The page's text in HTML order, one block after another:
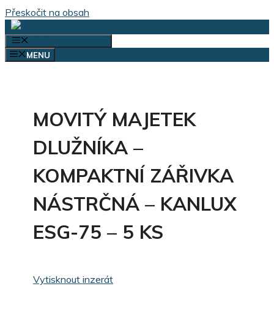
Přeskočit na obsah
MENU
MOVITÝ MAJETEK
DLUŽNÍKA –
KOMPAKTNÍ ZÁŘIVKA
NÁSTRČNÁ – KANLUX
ESG-75 – 5 KS
Vytisknout inzerát